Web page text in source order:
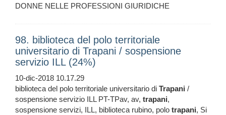
DONNE NELLE PROFESSIONI GIURIDICHE
98. biblioteca del polo territoriale
universitario di Trapani / sospensione
servizio ILL (24%)
10-dic-2018 10.17.29
biblioteca del polo territoriale universitario di Trapani /
sospensione servizio ILL PT-TPav, av, trapani,
sospensione servizi, ILL, biblioteca rubino, polo trapani, Si